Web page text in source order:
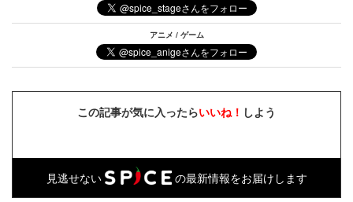
アニメ / ゲーム
この記事が気に入ったらいいね！ しよう
見逃せない の最新情報をお届けします